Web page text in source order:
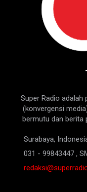
Super Radio adalah
(konvergensi
bermutu dan berita
Surabaya,
031 - 99843447 ,